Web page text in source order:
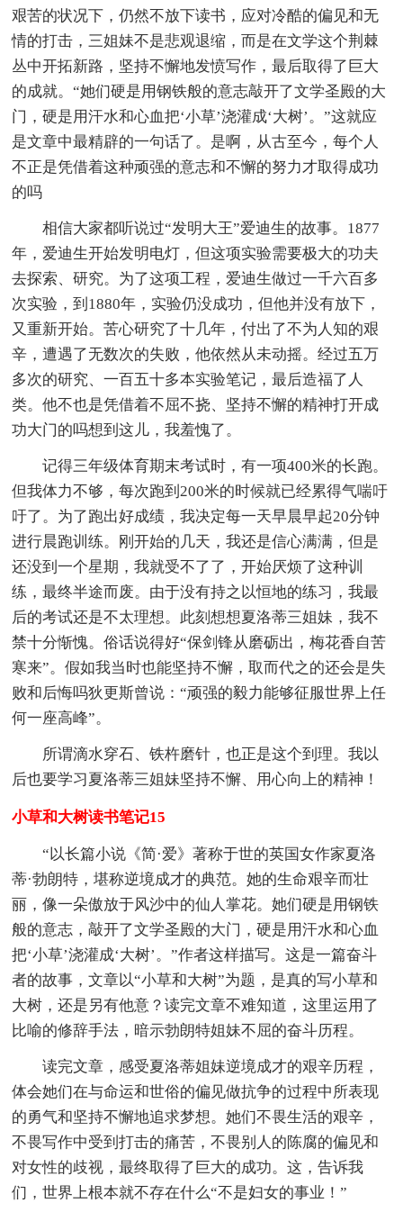
艰苦的状况下，仍然不放下读书，应对冷酷的偏见和无
情的打击，三姐妹不是悲观退缩，而是在文学这个荆棘
丛中开拓新路，坚持不懈地发愤写作，最后取得了巨大
的成就。“她们硬是用钢铁般的意志敲开了文学圣殿的大
门，硬是用汗水和心血把‘小草’浇灌成‘大树’。”这就应
是文章中最精辟的一句话了。是啊，从古至今，每个人
不正是凭借着这种顽强的意志和不懈的努力才取得成功
的吗
相信大家都听说过“发明大王”爱迪生的故事。1877
年，爱迪生开始发明电灯，但这项实验需要极大的功夫
去探索、研究。为了这项工程，爱迪生做过一千六百多
次实验，到1880年，实验仍没成功，但他并没有放下，
又重新开始。苦心研究了十几年，付出了不为人知的艰
辛，遭遇了无数次的失败，他依然从未动摇。经过五万
多次的研究、一百五十多本实验笔记，最后造福了人
类。他不也是凭借着不屈不挠、坚持不懈的精神打开成
功大门的吗想到这儿，我羞愧了。
记得三年级体育期末考试时，有一项400米的长跑。
但我体力不够，每次跑到200米的时候就已经累得气喘吁
吁了。为了跑出好成绩，我决定每一天早晨早起20分钟
进行晨跑训练。刚开始的几天，我还是信心满满，但是
还没到一个星期，我就受不了了，开始厌烦了这种训
练，最终半途而废。由于没有持之以恒地的练习，我最
后的考试还是不太理想。此刻想想夏洛蒂三姐妹，我不
禁十分惭愧。俗话说得好“保剑锋从磨砺出，梅花香自苦
寒来”。假如我当时也能坚持不懈，取而代之的还会是失
败和后悔吗狄更斯曾说：“顽强的毅力能够征服世界上任
何一座高峰”。
所谓滴水穿石、铁杵磨针，也正是这个到理。我以
后也要学习夏洛蒂三姐妹坚持不懈、用心向上的精神！
小草和大树读书笔记15
“以长篇小说《简·爱》著称于世的英国女作家夏洛
蒂·勃朗特，堪称逆境成才的典范。她的生命艰辛而壮
丽，像一朵傲放于风沙中的仙人掌花。她们硬是用钢铁
般的意志，敲开了文学圣殿的大门，硬是用汗水和心血
把‘小草’浇灌成‘大树’。”作者这样描写。这是一篇奋斗
者的故事，文章以“小草和大树”为题，是真的写小草和
大树，还是另有他意？读完文章不难知道，这里运用了
比喻的修辞手法，暗示勃朗特姐妹不屈的奋斗历程。
读完文章，感受夏洛蒂姐妹逆境成才的艰辛历程，
体会她们在与命运和世俗的偏见做抗争的过程中所表现
的勇气和坚持不懈地追求梦想。她们不畏生活的艰辛，
不畏写作中受到打击的痛苦，不畏别人的陈腐的偏见和
对女性的歧视，最终取得了巨大的成功。这，告诉我
们，世界上根本就不存在什么“不是妇女的事业！”